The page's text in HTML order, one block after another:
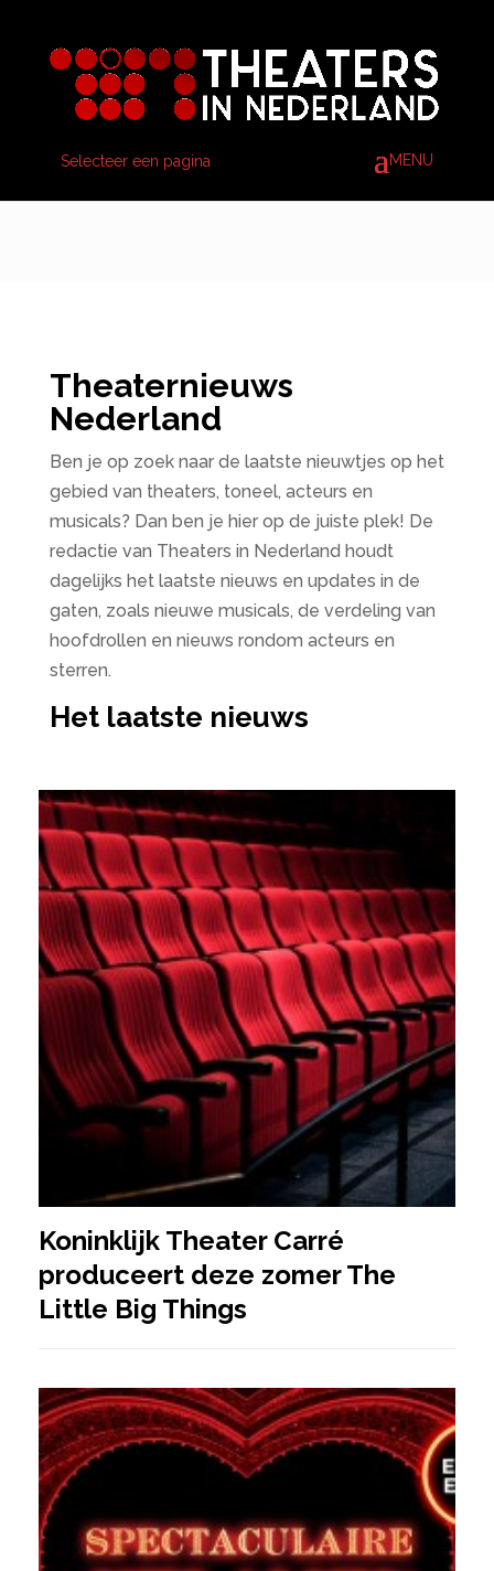
Selecteer een pagina
Theaternieuws
Nederland
Ben je op zoek naar de laatste nieuwtjes op het
gebied van theaters, toneel, acteurs en
musicals? Dan ben je hier op de juiste plek! De
redactie van Theaters in Nederland houdt
dagelijks het laatste nieuws en updates in de
gaten, zoals nieuwe musicals, de verdeling van
hoofdrollen en nieuws rondom acteurs en
sterren.
Het laatste nieuws
Koninklijk Theater Carré
produceert deze zomer The
Little Big Things